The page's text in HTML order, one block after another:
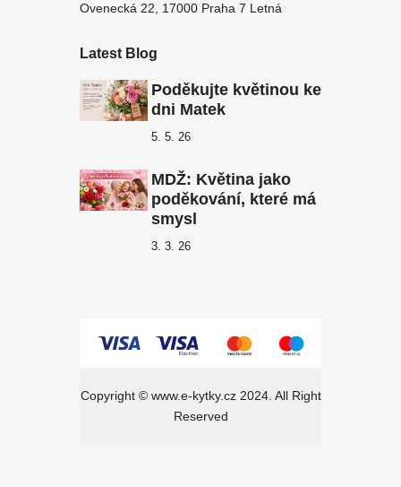
Ovenecká 22, 17000 Praha 7 Letná
Latest Blog
Poděkujte květinou ke
dni Matek
5. 5. 26
MDŽ: Květina jako
poděkování, které má
smysl
3. 3. 26
Copyright © www.e-kytky.cz2024. All Right
Reserved